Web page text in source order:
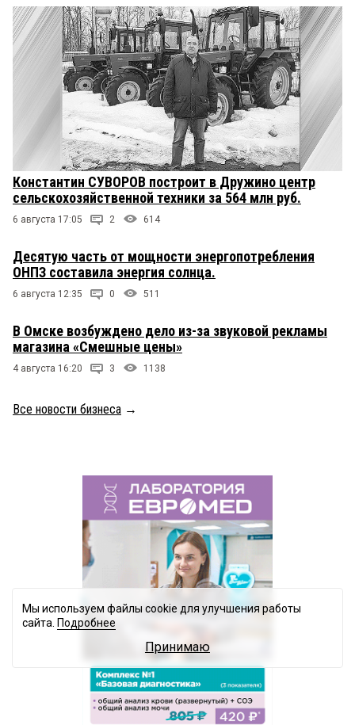
Константин СУВОРОВ построит в Дружино центр
сельскохозяйственной техники за 564 млн руб.
6 августа 17:05 2 614
Десятую часть от мощности энергопотребления
ОНПЗ составила энергия солнца.
6 августа 12:35 0 511
В Омске возбуждено дело из-за звуковой рекламы
магазина «Смешные цены»
4 августа 16:20 3 1138
Все новости бизнеса →
Мы используем файлы cookie для улучшения работы
сайта. Подробнее
Принимаю